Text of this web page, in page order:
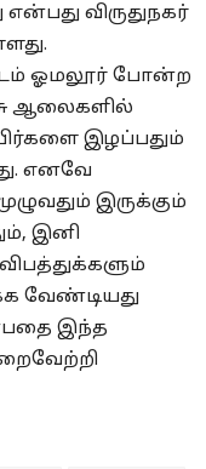
விருதுநகர்
ஓமலூர் போன்ற
ஆலைகளில்
இழப்பதும்
எனவே
இருக்கும்
இனி
வேண்டியது
இந்த